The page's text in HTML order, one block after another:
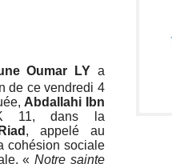
Oumar LYa
de ce vendredi 4
Abdallahi Ibn
11, dans la
Riad , appelé au
cohésion sociale
« Notre sainte